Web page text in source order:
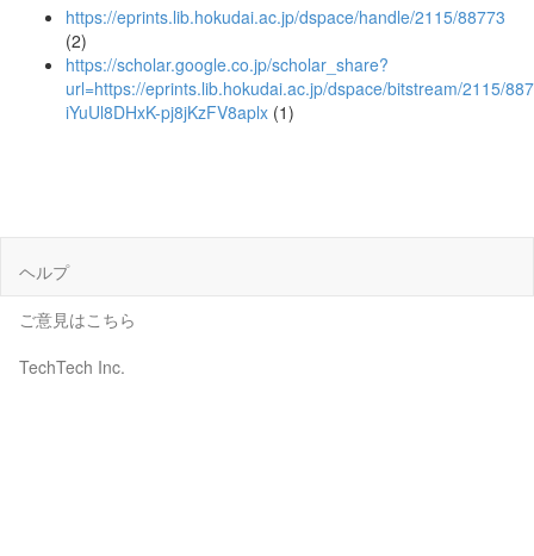
https://eprints.lib.hokudai.ac.jp/dspace/handle/2115/88773
(2)
https://scholar.google.co.jp/scholar_share?
url=https://eprints.lib.hokudai.ac.jp/dspace/bitstream/2115/
iYuUl8DHxK-pj8jKzFV8aplx (1)
ヘルプ
ご意見はこちら
TechTech Inc.